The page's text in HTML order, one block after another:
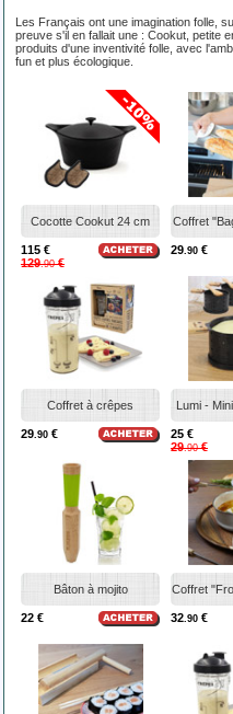
Les Français ont une imagination folle,
preuve s'il en fallait une : Cookut, petite
produits d'une inventivité folle, avec
fun et plus écologique.
Cocotte Cookut 24 cm
115 €
129.90€
Coffret
29.90 €
Coffret à crêpes
29.90 €
Lumi -
25 €
29.90€
Bâton à mojito
22 €
Coffret
32.90 €